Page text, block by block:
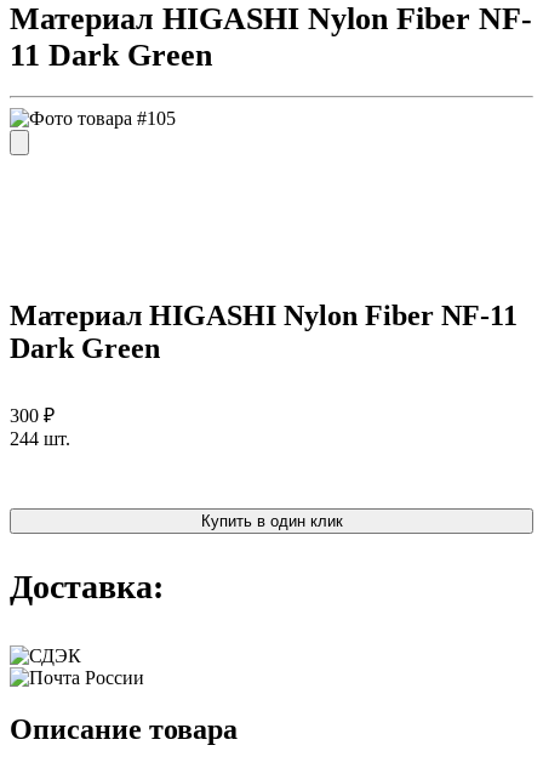
Материал HIGASHI Nylon Fiber NF-
11 Dark Green
Материал HIGASHI Nylon Fiber NF-11
Dark Green
300 ₽
244 шт.
Купить в один клик
Доставка:
Описание товара